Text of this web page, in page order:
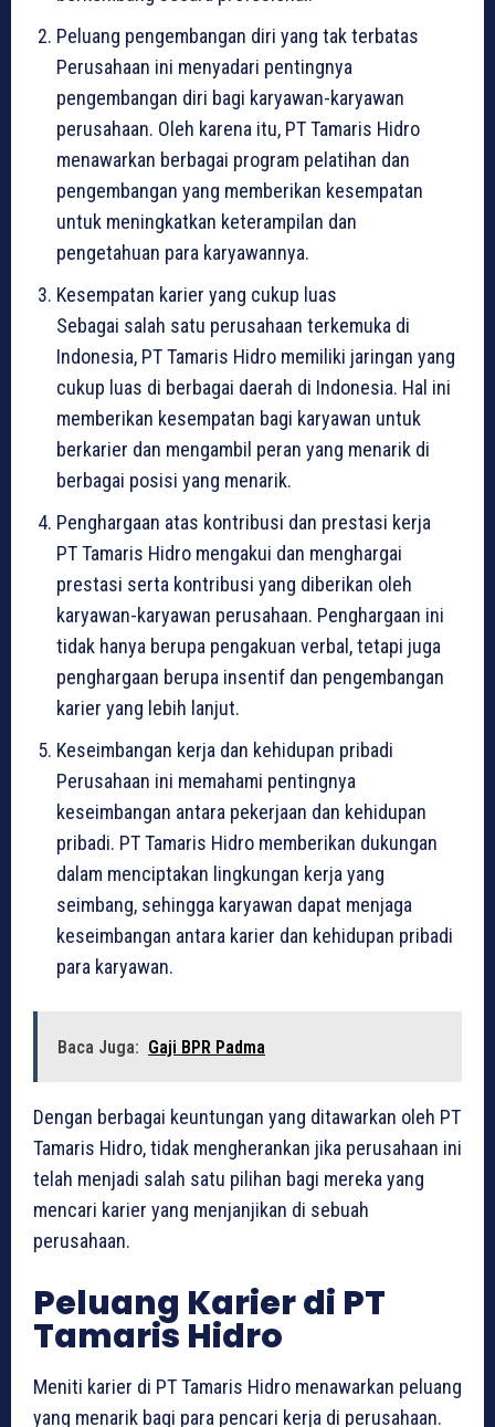
Peluang pengembangan diri yang tak terbatas
Perusahaan ini menyadari pentingnya
pengembangan diri bagi karyawan-karyawan
perusahaan. Oleh karena itu, PT Tamaris Hidro
menawarkan berbagai program pelatihan dan
pengembangan yang memberikan kesempatan
untuk meningkatkan keterampilan dan
pengetahuan para karyawannya.
Kesempatan karier yang cukup luas
Sebagai salah satu perusahaan terkemuka di
Indonesia, PT Tamaris Hidro memiliki jaringan yang
cukup luas di berbagai daerah di Indonesia. Hal ini
memberikan kesempatan bagi karyawan untuk
berkarier dan mengambil peran yang menarik di
berbagai posisi yang menarik.
Penghargaan atas kontribusi dan prestasi kerja
PT Tamaris Hidro mengakui dan menghargai
prestasi serta kontribusi yang diberikan oleh
karyawan-karyawan perusahaan. Penghargaan ini
tidak hanya berupa pengakuan verbal, tetapi juga
penghargaan berupa insentif dan pengembangan
karier yang lebih lanjut.
Keseimbangan kerja dan kehidupan pribadi
Perusahaan ini memahami pentingnya
keseimbangan antara pekerjaan dan kehidupan
pribadi. PT Tamaris Hidro memberikan dukungan
dalam menciptakan lingkungan kerja yang
seimbang, sehingga karyawan dapat menjaga
keseimbangan antara karier dan kehidupan pribadi
para karyawan.
Baca Juga: Gaji BPR Padma
Dengan berbagai keuntungan yang ditawarkan oleh PT
Tamaris Hidro, tidak mengherankan jika perusahaan ini
telah menjadi salah satu pilihan bagi mereka yang
mencari karier yang menjanjikan di sebuah
perusahaan.
Peluang Karier di PT
Tamaris Hidro
Meniti karier di PT Tamaris Hidro menawarkan peluang
yang menarik bagi para pencari kerja di perusahaan.